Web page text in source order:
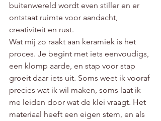
buitenwereld wordt even stiller en er
ontstaat ruimte voor aandacht,
creativiteit en rust.
Wat mij zo raakt aan keramiek is het
proces. Je begint met iets eenvoudigs,
een klomp aarde, en stap voor stap
groeit daar iets uit. Soms weet ik vooraf
precies wat ik wil maken, soms laat ik
me leiden door wat de klei vraagt. Het
materiaal heeft een eigen stem, en als